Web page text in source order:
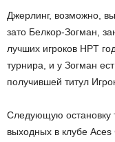
Джерлинг, возможно,
зато Белкор-Зогман,
лучших игроков HPT
турнира, и у Зогман
получившей титул
Следующую остановку
выходных в клубе